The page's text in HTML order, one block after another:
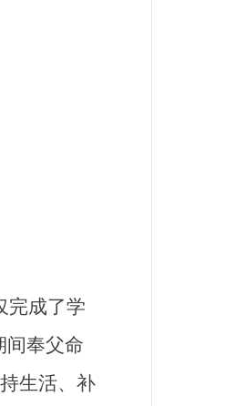
完成了学
间奉父命
生活、补